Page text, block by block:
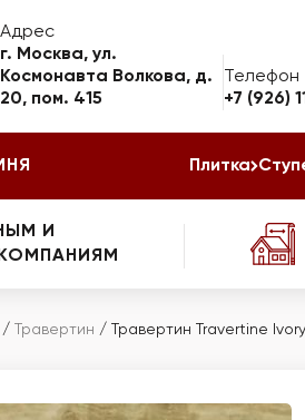
Адрес
г. Москва, ул.
Космонавта Волкова, д.
20, пом. 415
Телефон
+7 (926)
Плитка
И
/ Травертин / Травертин Travertine